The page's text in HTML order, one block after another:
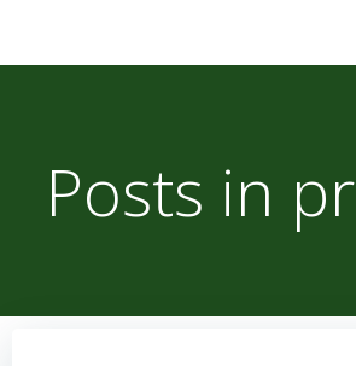
content
Posts in